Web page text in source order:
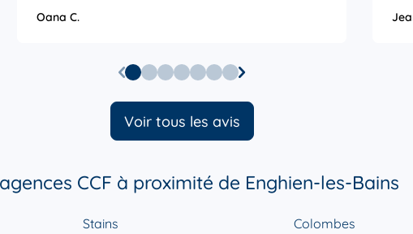
Oana C.
Voir tous les avis
CCF à proximité de Enghien-les-Bains
Stains
Colombes